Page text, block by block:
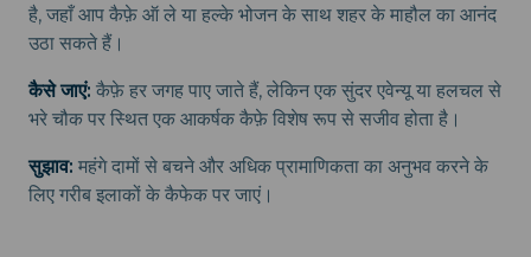
है, जहाँ आप कैफ़े ऑ ले या हल्के भोजन के साथ शहर के माहौल का आनंद
उठा सकते हैं।
कैसे जाएं: कैफ़े हर जगह पाए जाते हैं, लेकिन एक सुंदर एवेन्यू या हलचल से
भरे चौक पर स्थित एक आकर्षक कैफ़े विशेष रूप से सजीव होता है।
सुझाव: महंगे दामों से बचने और अधिक प्रामाणिकता का अनुभव करने के
लिए गरीब इलाकों के कैफेक पर जाएं।